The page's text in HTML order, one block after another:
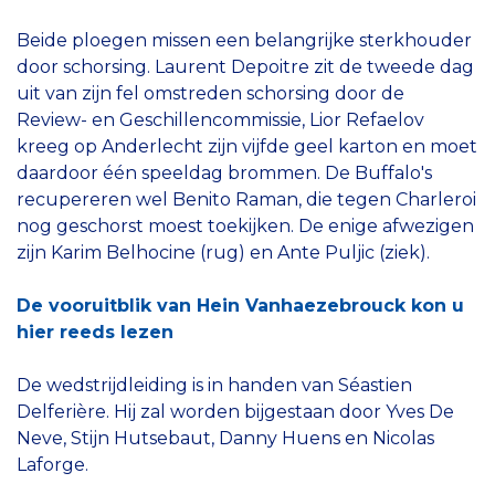
Beide ploegen missen een belangrijke sterkhouder
door schorsing. Laurent Depoitre zit de tweede dag
uit van zijn fel omstreden schorsing door de
Review- en Geschillencommissie, Lior Refaelov
kreeg op Anderlecht zijn vijfde geel karton en moet
daardoor één speeldag brommen. De Buffalo's
recupereren wel Benito Raman, die tegen Charleroi
nog geschorst moest toekijken. De enige afwezigen
zijn Karim Belhocine (rug) en Ante Puljic (ziek).
De vooruitblik van Hein Vanhaezebrouck kon u
hier reeds lezen
De wedstrijdleiding is in handen van Séastien
Delferière. Hij zal worden bijgestaan door Yves De
Neve, Stijn Hutsebaut, Danny Huens en Nicolas
Laforge.